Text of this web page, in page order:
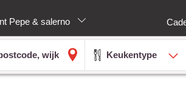
Pepe & salerno
Keukentype